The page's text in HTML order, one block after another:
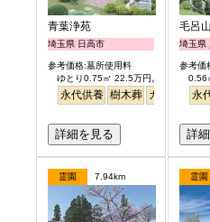
青葉浄苑
埼玉県 日高市
参考価格:墓所使用料
ゆとり0.75㎡ 22.5万円より
永代供養 樹木葬 ガーデニン
詳細を見る
毛呂
埼玉県
参考価
0.56
永
詳
霊園 7.94km 霊園